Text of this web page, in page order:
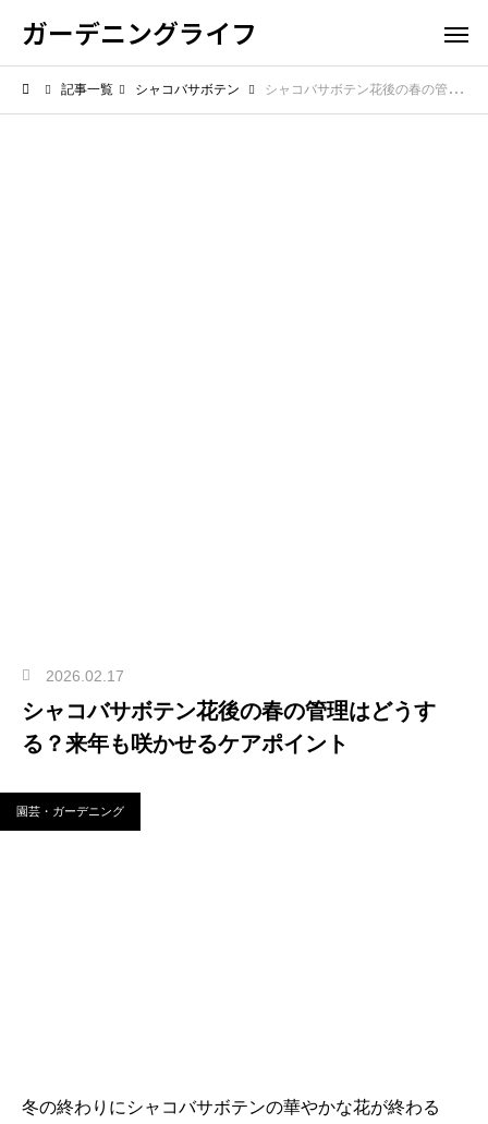
ガーデニングライフ
記事一覧 シャコバサボテン シャコバサボテン花後の春の管理はどうする？来年も咲かせるケアポイント
2026.02.17
シャコバサボテン花後の春の管理はどうす
る？来年も咲かせるケアポイント
園芸・ガーデニング
冬の終わりにシャコバサボテンの華やかな花が終わる